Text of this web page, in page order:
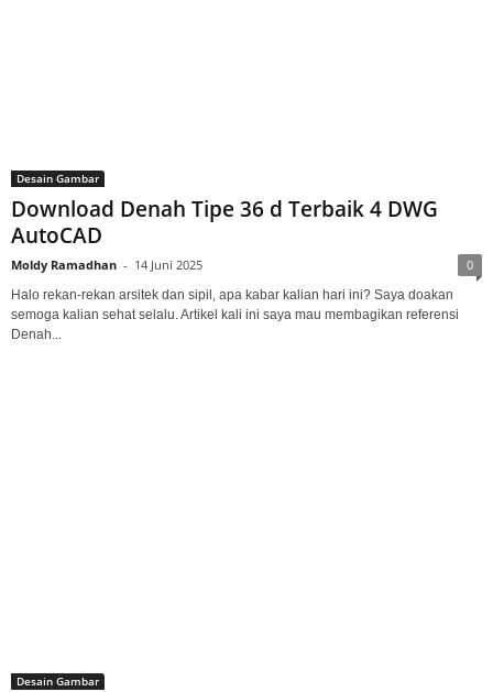
Desain Gambar
Download Denah Tipe 36 d Terbaik 4 DWG
AutoCAD
Moldy Ramadhan - 14 Juni 2025 0
Halo rekan-rekan arsitek dan sipil, apa kabar kalian hari ini? Saya doakan
semoga kalian sehat selalu. Artikel kali ini saya mau membagikan referensi
Denah...
Desain Gambar